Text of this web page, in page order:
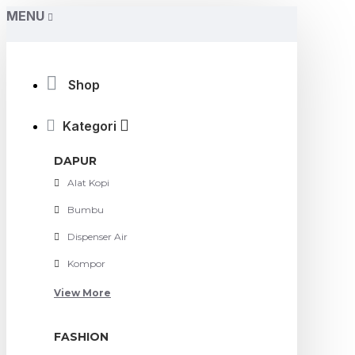
MENU
Shop
Kategori
DAPUR
Alat Kopi
Bumbu
Dispenser Air
Kompor
View More
FASHION